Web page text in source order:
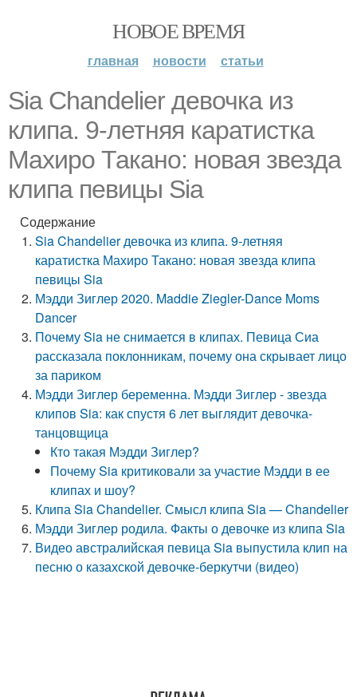
НОВОЕ ВРЕМЯ
главная новости статьи
Sia Chandelier девочка из
клипа. 9-летняя каратистка
Махиро Такано: новая звезда
клипа певицы Sia
Содержание
Sia Chandelier девочка из клипа. 9-летняя
каратистка Махиро Такано: новая звезда клипа
певицы Sia
Мэдди Зиглер 2020. Maddie Ziegler-Dance Moms
Dancer
Почему Sia не снимается в клипах. Певица Сиа
рассказала поклонникам, почему она скрывает лицо
за париком
Мэдди Зиглер беременна. Мэдди Зиглер - звезда
клипов Sia: как спустя 6 лет выглядит девочка-
танцовщица
Кто такая Мэдди Зиглер?
Почему Sia критиковали за участие Мэдди в ее
клипах и шоу?
Клипа Sia Chandelier. Смысл клипа Sia — Chandelier
Мэдди Зиглер родила. Факты о девочке из клипа Sia
Видео австралийская певица Sia выпустила клип на
песню о казахской девочке-беркутчи (видео)